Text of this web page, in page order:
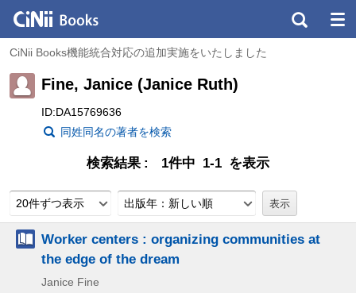
CiNii Books機能統合対応の追加実施をいたしました
Fine, Janice (Janice Ruth)
ID:DA15769636
同姓同名の著者を検索
検索結果 1件中 1-1 を表示
20件ずつ表示 出版年：新しい順
Worker centers : organizing communities at
the edge of the dream
Janice Fine